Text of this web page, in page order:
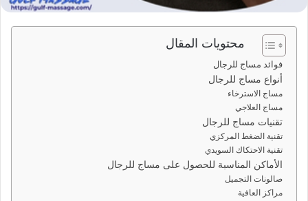
محتويات المقال
فوائد مساج للرجال
أنواع مساج للرجال
مساج الاسترخاء
مساج العلاجي
تقنيات مساج للرجال
تقنية الضغط المركزي
تقنية الاحتكاك السويدي
الأماكن المناسبة للحصول على مساج للرجال
صالونات التجميل
مراكز العافية